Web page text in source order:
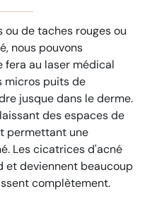
de taches rouges ou
nous pouvons
fera au laser médical
micros puits de
jusque dans le derme.
des espaces de
permettant une
Les cicatrices d'acné
et deviennent beaucoup
complètement.